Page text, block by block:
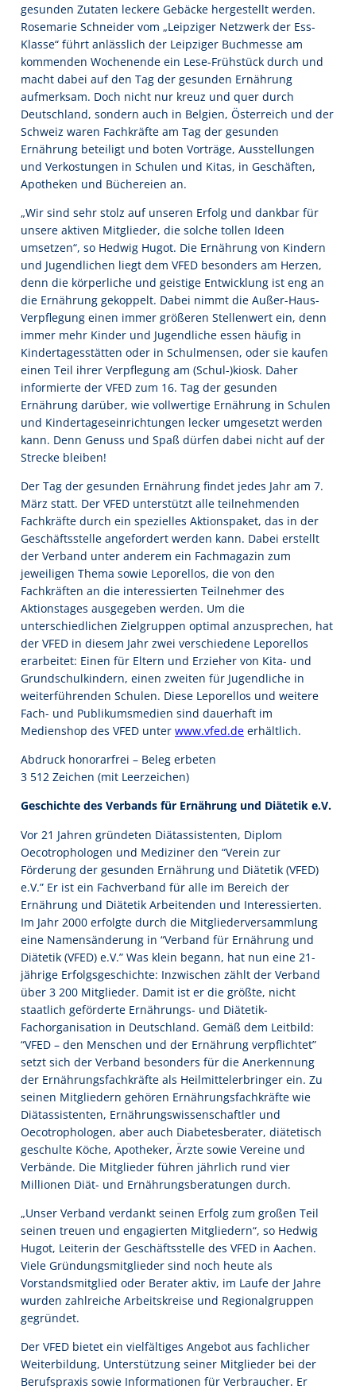
gesunden Zutaten leckere Gebäcke hergestellt werden.
Rosemarie Schneider vom „Leipziger Netzwerk der Ess-
Klasse“ führt anlässlich der Leipziger Buchmesse am
kommenden Wochenende ein Lese-Frühstück durch und
macht dabei auf den Tag der gesunden Ernährung
aufmerksam. Doch nicht nur kreuz und quer durch
Deutschland, sondern auch in Belgien, Österreich und der
Schweiz waren Fachkräfte am Tag der gesunden
Ernährung beteiligt und boten Vorträge, Ausstellungen
und Verkostungen in Schulen und Kitas, in Geschäften,
Apotheken und Büchereien an.
„Wir sind sehr stolz auf unseren Erfolg und dankbar für
unsere aktiven Mitglieder, die solche tollen Ideen
umsetzen“, so Hedwig Hugot. Die Ernährung von Kindern
und Jugendlichen liegt dem VFED besonders am Herzen,
denn die körperliche und geistige Entwicklung ist eng an
die Ernährung gekoppelt. Dabei nimmt die Außer-Haus-
Verpflegung einen immer größeren Stellenwert ein, denn
immer mehr Kinder und Jugendliche essen häufig in
Kindertagesstätten oder in Schulmensen, oder sie kaufen
einen Teil ihrer Verpflegung am (Schul-)kiosk. Daher
informierte der VFED zum 16. Tag der gesunden
Ernährung darüber, wie vollwertige Ernährung in Schulen
und Kindertageseinrichtungen lecker umgesetzt werden
kann. Denn Genuss und Spaß dürfen dabei nicht auf der
Strecke bleiben!
Der Tag der gesunden Ernährung findet jedes Jahr am 7.
März statt. Der VFED unterstützt alle teilnehmenden
Fachkräfte durch ein spezielles Aktionspaket, das in der
Geschäftsstelle angefordert werden kann. Dabei erstellt
der Verband unter anderem ein Fachmagazin zum
jeweiligen Thema sowie Leporellos, die von den
Fachkräften an die interessierten Teilnehmer des
Aktionstages ausgegeben werden. Um die
unterschiedlichen Zielgruppen optimal anzusprechen, hat
der VFED in diesem Jahr zwei verschiedene Leporellos
erarbeitet: Einen für Eltern und Erzieher von Kita- und
Grundschulkindern, einen zweiten für Jugendliche in
weiterführenden Schulen. Diese Leporellos und weitere
Fach- und Publikumsmedien sind dauerhaft im
Medienshop des VFED unter www.vfed.de erhältlich.
Abdruck honorarfrei – Beleg erbeten
3 512 Zeichen (mit Leerzeichen)
Geschichte des Verbands für Ernährung und Diätetik e.V.
Vor 21 Jahren gründeten Diätassistenten, Diplom
Oecotrophologen und Mediziner den “Verein zur
Förderung der gesunden Ernährung und Diätetik (VFED)
e.V.” Er ist ein Fachverband für alle im Bereich der
Ernährung und Diätetik Arbeitenden und Interessierten.
Im Jahr 2000 erfolgte durch die Mitgliederversammlung
eine Namensänderung in “Verband für Ernährung und
Diätetik (VFED) e.V.” Was klein begann, hat nun eine 21-
jährige Erfolgsgeschichte: Inzwischen zählt der Verband
über 3 200 Mitglieder. Damit ist er die größte, nicht
staatlich geförderte Ernährungs- und Diätetik-
Fachorganisation in Deutschland. Gemäß dem Leitbild:
“VFED – den Menschen und der Ernährung verpflichtet”
setzt sich der Verband besonders für die Anerkennung
der Ernährungsfachkräfte als Heilmittelerbringer ein. Zu
seinen Mitgliedern gehören Ernährungsfachkräfte wie
Diätassistenten, Ernährungswissenschaftler und
Oecotrophologen, aber auch Diabetesberater, diätetisch
geschulte Köche, Apotheker, Ärzte sowie Vereine und
Verbände. Die Mitglieder führen jährlich rund vier
Millionen Diät- und Ernährungsberatungen durch.
„Unser Verband verdankt seinen Erfolg zum großen Teil
seinen treuen und engagierten Mitgliedern“, so Hedwig
Hugot, Leiterin der Geschäftsstelle des VFED in Aachen.
Viele Gründungsmitglieder sind noch heute als
Vorstandsmitglied oder Berater aktiv, im Laufe der Jahre
wurden zahlreiche Arbeitskreise und Regionalgruppen
gegründet.
Der VFED bietet ein vielfältiges Angebot aus fachlicher
Weiterbildung, Unterstützung seiner Mitglieder bei der
Berufspraxis sowie Informationen für Verbraucher. Er